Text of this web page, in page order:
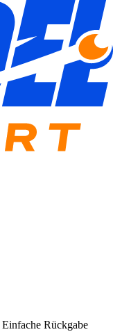
Einfache Rückgabe